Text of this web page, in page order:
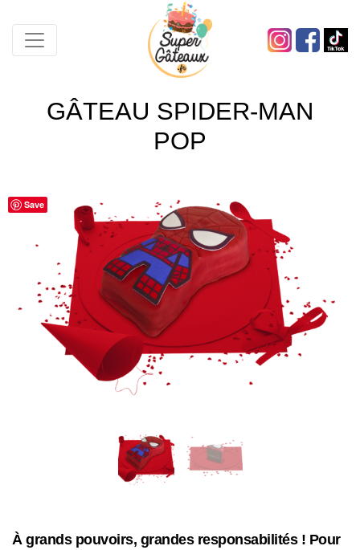
GÂTEAU SPIDER-MAN
POP
Save
À grands pouvoirs, grandes responsabilités ! Pour